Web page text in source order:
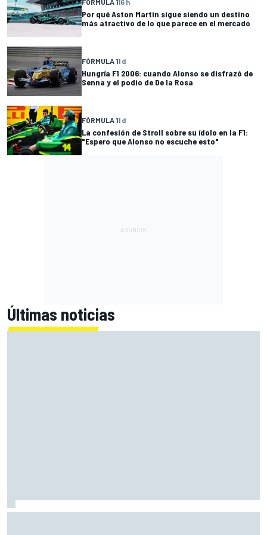
Por qué Aston Martin sigue siendo un destino
más atractivo de lo que parece en el mercado
FÓRMULA 11 d
Hungría F1 2006: cuando Alonso se disfrazó de
Senna y el podio de De la Rosa
FÓRMULA 11 d
La confesión de Stroll sobre su ídolo en la F1:
"Espero que Alonso no escuche esto"
Últimas noticias